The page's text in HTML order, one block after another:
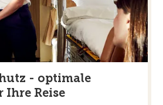
- optimale
Reise